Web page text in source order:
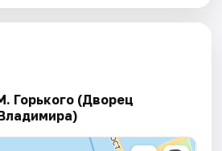
Горького (Дворец